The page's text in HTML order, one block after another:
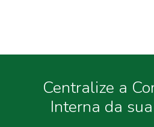
Centralize a
Interna da